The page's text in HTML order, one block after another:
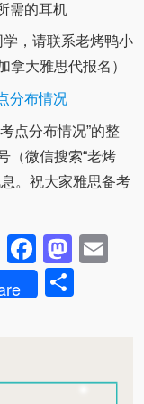
需的耳机
，请联系老烤鸭小
拿大雅思代报名）
分布情况
点分布情况”的整
（微信搜索“老烤
。祝大家雅思备考
Messenger